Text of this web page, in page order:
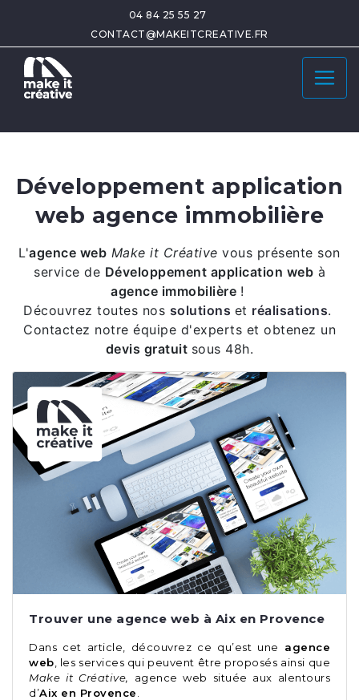
04 84 25 55 27
CONTACT@MAKEITCREATIVE.FR
Développement application
web agence immobilière
L'agence web Make it Créativevous présente son
service de Développement application web à
agence immobilière !
Découvrez toutes nos solutions et réalisations.
Contactez notre équipe d'experts et obtenez un
devis gratuit sous 48h.
Trouver une agence web à Aix en Provence
Dans cet article, découvrez ce qu’est une agence
web , les services qui peuvent être proposés ainsi que
Make it Créative,
agence web située aux alentours
d’Aix en Provence